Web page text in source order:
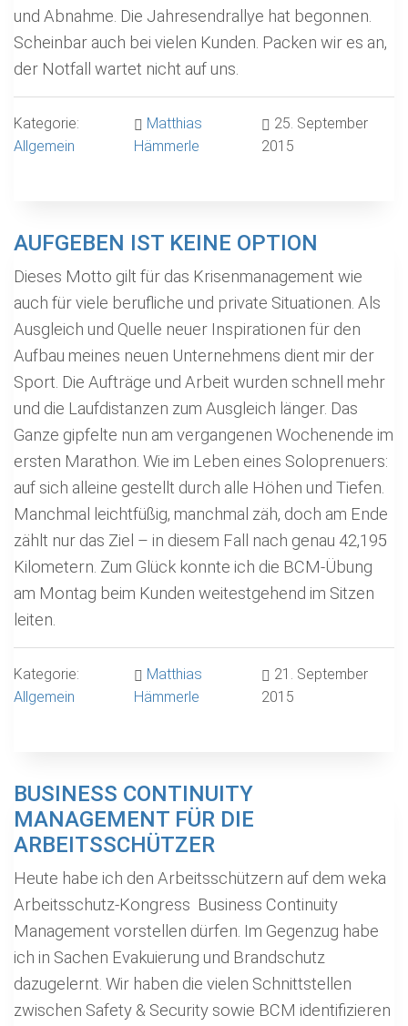
und Abnahme. Die Jahresendrallye hat begonnen.
Scheinbar auch bei vielen Kunden. Packen wir es an,
der Notfall wartet nicht auf uns.
Kategorie:
Allgemein
Matthias
Hämmerle
25. September
2015
AUFGEBEN IST KEINE OPTION
Dieses Motto gilt für das Krisenmanagement wie
auch für viele berufliche und private Situationen. Als
Ausgleich und Quelle neuer Inspirationen für den
Aufbau meines neuen Unternehmens dient mir der
Sport. Die Aufträge und Arbeit wurden schnell mehr
und die Laufdistanzen zum Ausgleich länger. Das
Ganze gipfelte nun am vergangenen Wochenende im
ersten Marathon. Wie im Leben eines Soloprenuers:
auf sich alleine gestellt durch alle Höhen und Tiefen.
Manchmal leichtfüßig, manchmal zäh, doch am Ende
zählt nur das Ziel – in diesem Fall nach genau 42,195
Kilometern. Zum Glück konnte ich die BCM-Übung
am Montag beim Kunden weitestgehend im Sitzen
leiten.
Kategorie:
Allgemein
Matthias
Hämmerle
21. September
2015
BUSINESS CONTINUITY
MANAGEMENT FÜR DIE
ARBEITSSCHÜTZER
Heute habe ich den Arbeitsschützern auf dem weka
Arbeitsschutz-Kongress Business Continuity
Management vorstellen dürfen. Im Gegenzug habe
ich in Sachen Evakuierung und Brandschutz
dazugelernt. Wir haben die vielen Schnittstellen
zwischen Safety & Security sowie BCM identifizieren